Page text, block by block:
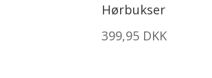
Hørbukser
399,95 DKK